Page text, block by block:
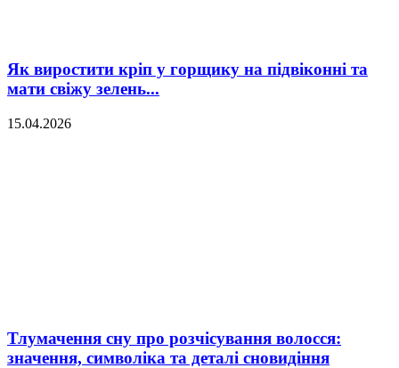
Як виростити кріп у горщику на підвіконні та
мати свіжу зелень...
15.04.2026
Тлумачення сну про розчісування волосся:
значення, символіка та деталі сновидіння